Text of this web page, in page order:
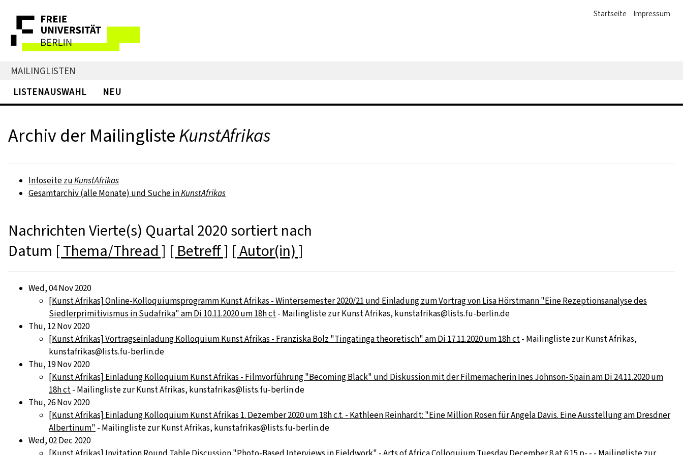
Startseite Impressum
MAILINGLISTEN
LISTENAUSWAHL
NEU
Archiv der MailinglisteKunstAfrikas
Infoseite zuKunstAfrikas
Gesamtarchiv (alle Monate) und Suche inKunstAfrikas
Nachrichten Vierte(s) Quartal 2020 sortiert nach
Datum [ Thema/Thread ] [ Betreff ] [ Autor(in) ]
Wed, 04 Nov 2020
[Kunst Afrikas] Online-Kolloquiumsprogramm Kunst Afrikas - Wintersemester 2020/21 und Einladung zum Vortrag von Lisa Hörstmann "Eine Rezeptionsanalyse des
Siedlerprimitivismus in Südafrika" am Di 10.11.2020 um 18h ct- Mailingliste zur Kunst Afrikas, kunstafrikas@lists.fu-berlin.de
Thu, 12 Nov 2020
[Kunst Afrikas] Vortragseinladung Kolloquium Kunst Afrikas - Franziska Bolz "Tingatinga theoretisch" am Di 17.11.2020 um 18h ct- Mailingliste zur Kunst Afrikas,
kunstafrikas@lists.fu-berlin.de
Thu, 19 Nov 2020
[Kunst Afrikas] Einladung Kolloquium Kunst Afrikas - Filmvorführung "Becoming Black" und Diskussion mit der Filmemacherin Ines Johnson-Spain am Di 24.11.2020 um
18h ct- Mailingliste zur Kunst Afrikas, kunstafrikas@lists.fu-berlin.de
Thu, 26 Nov 2020
[Kunst Afrikas] Einladung Kolloquium Kunst Afrikas 1. Dezember 2020 um 18h c.t. - Kathleen Reinhardt: "Eine Million Rosen für Angela Davis. Eine Ausstellung am Dresdner
Albertinum" - Mailingliste zur Kunst Afrikas, kunstafrikas@lists.fu-berlin.de
Wed, 02 Dec 2020